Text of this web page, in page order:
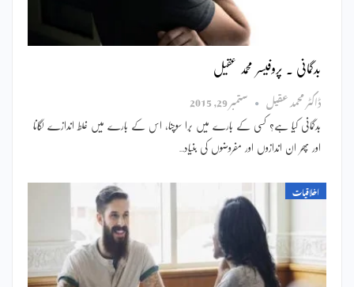
بدگمانی ۔ پروفیسر محمد عقیل
ڈاکٹر محمد عقیل ستمبر 29, 2015
بدگمانی کیا ہے؟ کسی کے بارے میں برا سوچنا، اس کے بارے میں غلط اندازے لگانا
اور پھر ان اندازوں اور مفروضوں کی بنیاد…
اخلاقیات